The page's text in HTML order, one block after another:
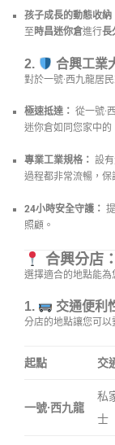
孩子成長的動態收納
至時昌迷你倉進行長
2. 合興工業
對於一號·西九龍居
極速抵達： 從一號·
迷你倉如同您家中的
專業工業規格： 設
過程都非常流暢，保
24小時安全守護：
照顧。
合興分店
選擇適合的地點能
1. 交通便利
分店的地點讓您可
起點 交
一號·西九龍
私
士